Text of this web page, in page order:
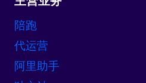
陪跑
代运营
阿里助手